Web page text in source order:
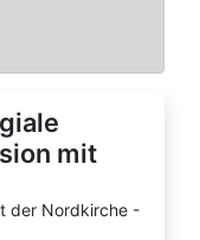
mit
der Nordkirche -